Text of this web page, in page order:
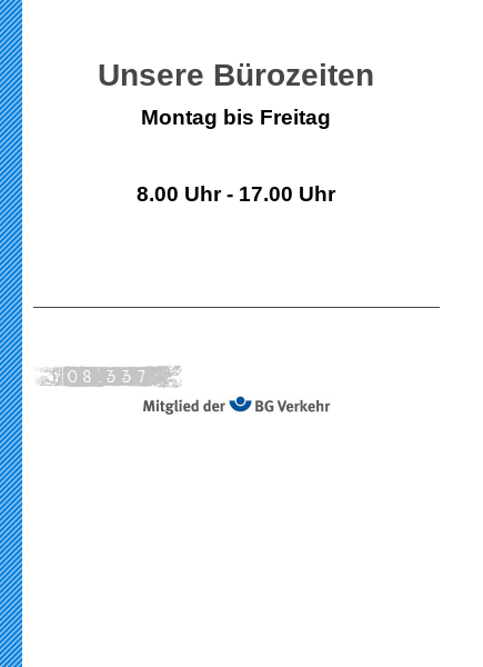
Unsere Bürozeiten
Montag bis Freitag
8.00 Uhr - 17.00 Uhr